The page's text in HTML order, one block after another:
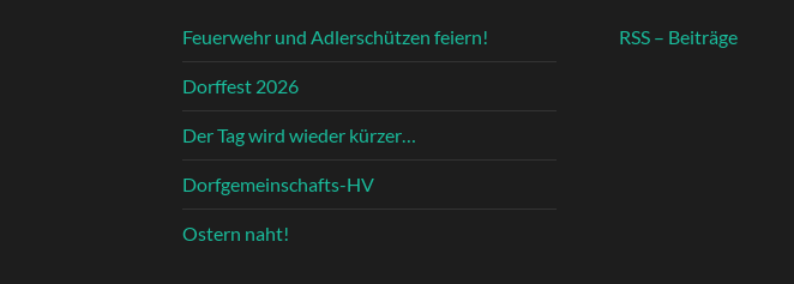
Feuerwehr und Adlerschützen feiern!
Dorffest 2026
Der Tag wird wieder kürzer…
Dorfgemeinschafts-HV
Ostern naht!
RSS – Beiträge